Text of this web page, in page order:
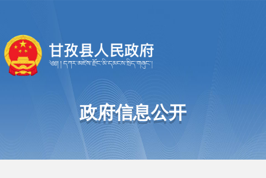
政府信息公开